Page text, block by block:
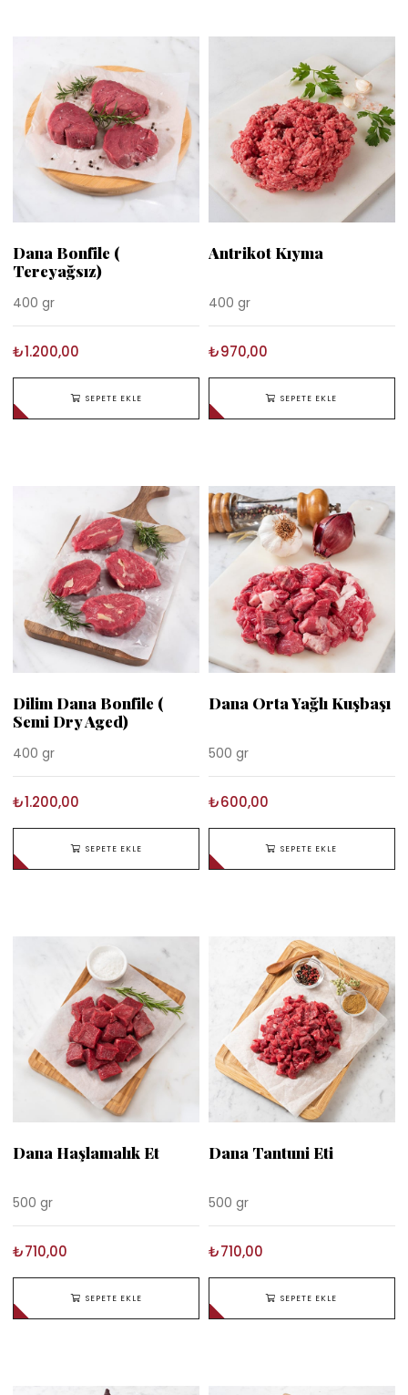
Dana Bonfile (
Tereyağsız)
400 gr
₺1.200,00
SEPETE EKLE
Antrikot Kıyma
400 gr
₺970,00
SEPETE EKLE
Dilim Dana Bonfile (
Semi Dry Aged)
400 gr
₺1.200,00
SEPETE EKLE
Dana Orta Yağlı Kuşbaşı
500 gr
₺600,00
SEPETE EKLE
Dana Haşlamalık Et
500 gr
₺710,00
SEPETE EKLE
Dana Tantuni Eti
500 gr
₺710,00
SEPETE EKLE